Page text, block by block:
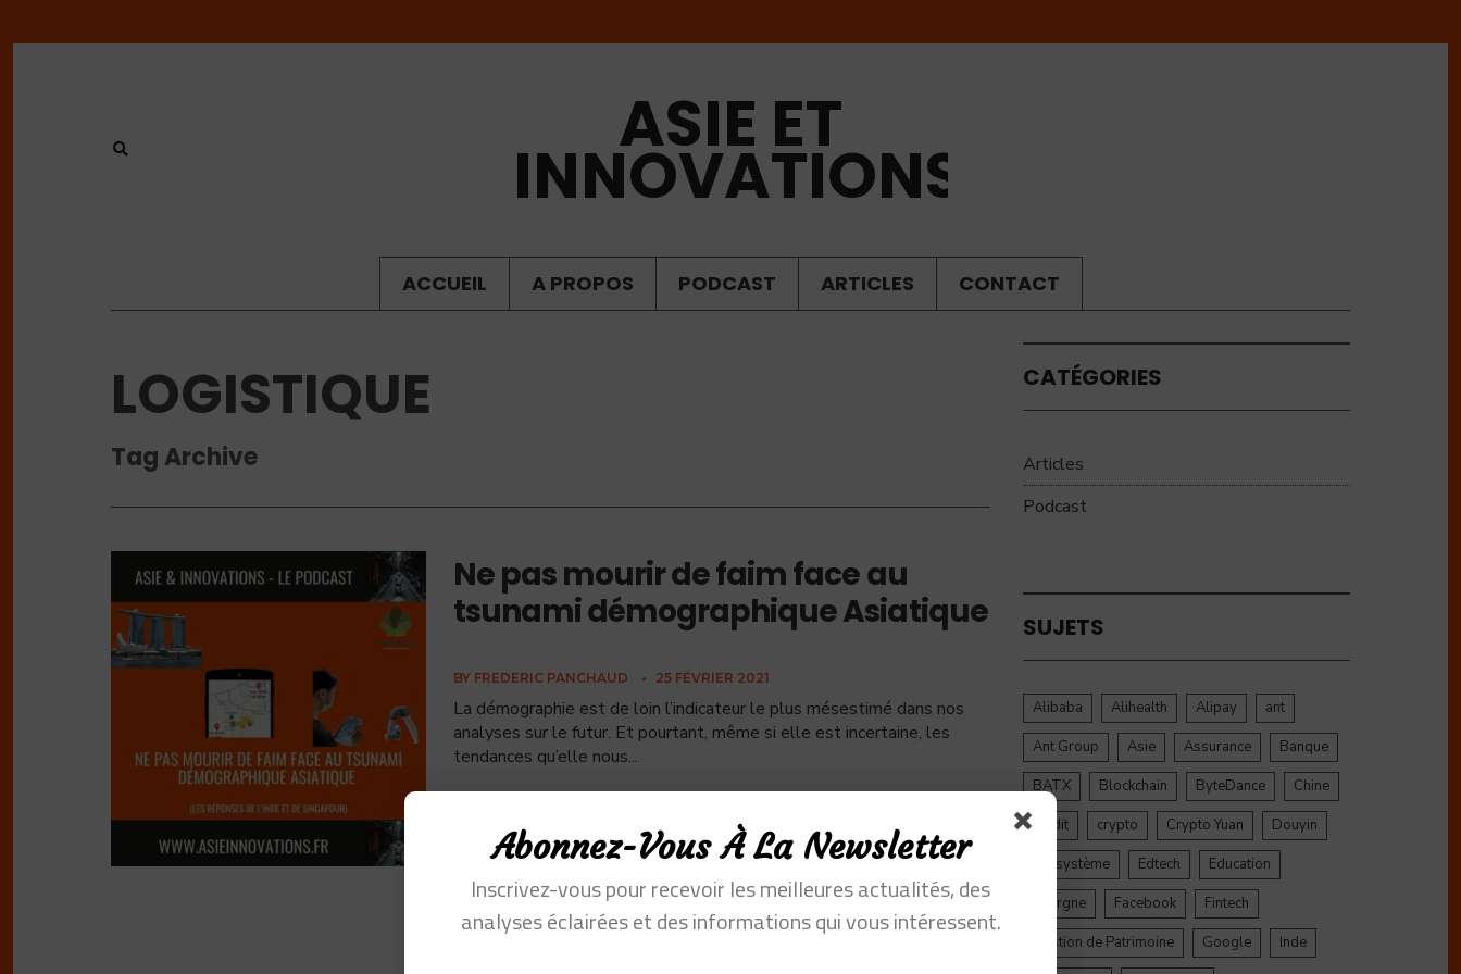
ASIE ET
INNOVATIONS
ACCUEIL A PROPOS PODCAST ARTICLES CONTACT
LOGISTIQUE
Tag Archive
Ne pas mourir de faim face au
tsunami démographique Asiatique
BY FREDERIC PANCHAUD • 25 FÉVRIER 2021
La démographie est de loin l’indicateur le plus mésestimé dans nos
analyses sur le futur. Et pourtant, même si elle est incertaine, les
tendances qu’elle nous...
CATÉGORIES
Articles
Podcast
SUJETS
Alibaba Alihealth Alipay
ant
Ant Group
Asie Assurance
Banque
BATX
Blockchain ByteDance
Chine
credit
crypto Crypto Yuan
Douyin
Ecosystème
Edtech
Education
Epargne
Facebook
Fintech
Gestion de Patrimoine
Google
Inde
Abonnez-Vous À La Newsletter
Inscrivez-vous pour recevoir les meilleures actualités, des
analyses éclairées et des informations qui vous intéressent.